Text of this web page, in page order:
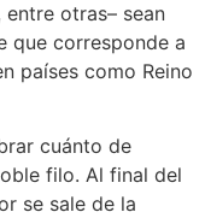
otras– sean
que corresponde a
países como Reino
cuánto de
filo. Al final del
se sale de la